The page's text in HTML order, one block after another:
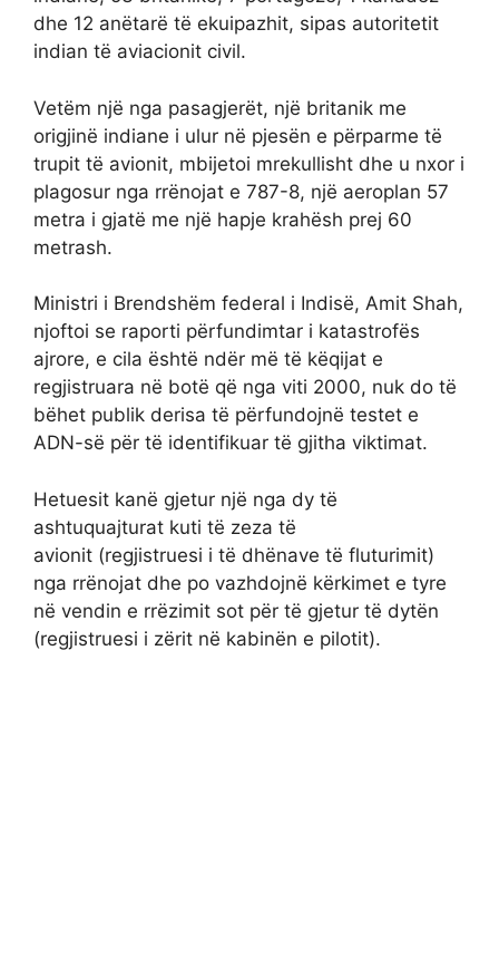
dhe 12 anëtarë të ekuipazhit, sipas autoritetit
indian të aviacionit civil.
Vetëm një nga pasagjerët, një britanik me
origjinë indiane i ulur në pjesën e përparme të
trupit të avionit, mbijetoi mrekullisht dhe u nxor i
plagosur nga rrënojat e 787-8, një aeroplan 57
metra i gjatë me një hapje krahësh prej 60
metrash.
Ministri i Brendshëm federal i Indisë, Amit Shah,
njoftoi se raporti përfundimtar i katastrofës
ajrore, e cila është ndër më të këqijat e
regjistruara në botë që nga viti 2000, nuk do të
bëhet publik derisa të përfundojnë testet e
ADN-së për të identifikuar të gjitha viktimat.
Hetuesit kanë gjetur një nga dy të
ashtuquajturat kuti të zeza të
avionit (regjistruesi i të dhënave të fluturimit)
nga rrënojat dhe po vazhdojnë kërkimet e tyre
në vendin e rrëzimit sot për të gjetur të dytën
(regjistruesi i zërit në kabinën e pilotit).